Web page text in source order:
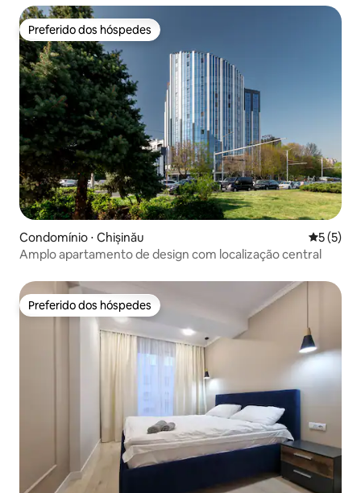
Preferido dos hóspedes
Preferido dos hóspedes
Condomínio ⋅ Chișinău 5 de
5 (5)
Amplo apartamento de design com localização central
Preferido dos hóspedes
Preferido dos hóspedes